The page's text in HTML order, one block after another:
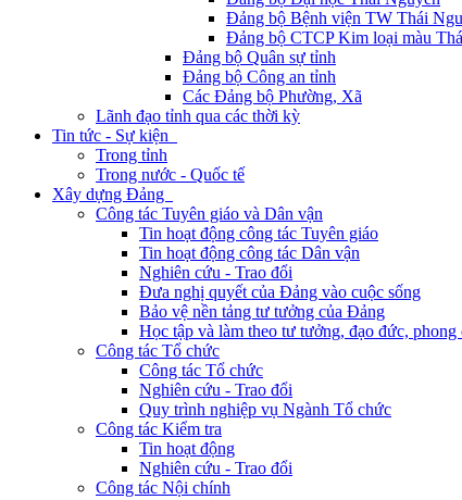
Đảng bộ Bệnh viện TW Thái
Đảng bộ CTCP Kim loại màu
Đảng bộ Quân sự tỉnh
Đảng bộ Công an tỉnh
Các Đảng bộ Phường, Xã
Lãnh đạo tỉnh qua các thời kỳ
Tin tức - Sự kiện
Trong tỉnh
Trong nước - Quốc tế
Xây dựng Đảng
Công tác Tuyên giáo và Dân vận
Tin hoạt động công tác Tuyên giáo
Tin hoạt động công tác Dân vận
Nghiên cứu - Trao đổi
Đưa nghị quyết của Đảng vào cuộc sống
Bảo vệ nền tảng tư tưởng của Đảng
Học tập và làm theo tư tưởng, đạo đức,
Công tác Tổ chức
Công tác Tổ chức
Nghiên cứu - Trao đổi
Quy trình nghiệp vụ Ngành Tổ chức
Công tác Kiểm tra
Tin hoạt động
Nghiên cứu - Trao đổi
Công tác Nội chính